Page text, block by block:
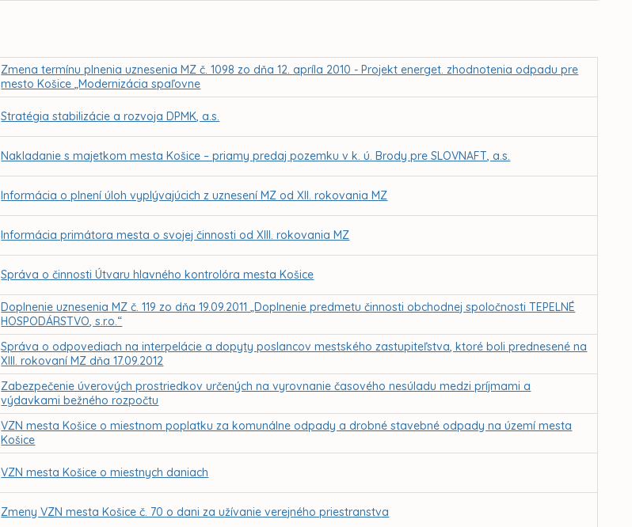
Zmena termínu plnenia uznesenia MZ č. 1098 zo dňa 12. apríla 2010 - Projekt energet. zhodnotenia odpadu pre
mesto Košice „Modernizácia spaľovne
Stratégia stabilizácie a rozvoja DPMK, a.s.
Nakladanie s majetkom mesta Košice – priamy predaj pozemku v k. ú. Brody pre SLOVNAFT, a.s.
Informácia o plnení úloh vyplývajúcich z uznesení MZ od XII. rokovania MZ
Informácia primátora mesta o svojej činnosti od XIII. rokovania MZ
Správa o činnosti Útvaru hlavného kontrolóra mesta Košice
Doplnenie uznesenia MZ č. 119 zo dňa 19.09.2011 „Doplnenie predmetu činnosti obchodnej spoločnosti TEPELNÉ
HOSPODÁRSTVO, s.r.o.“
Správa o odpovediach na interpelácie a dopyty poslancov mestského zastupiteľstva, ktoré boli prednesené na
XIII. rokovaní MZ dňa 17.09.2012
Zabezpečenie úverových prostriedkov určených na vyrovnanie časového nesúladu medzi príjmami a
výdavkami bežného rozpočtu
VZN mesta Košice o miestnom poplatku za komunálne odpady a drobné stavebné odpady na území mesta
Košice
VZN mesta Košice o miestnych daniach
Zmeny VZN mesta Košice č. 70 o dani za užívanie verejného priestranstva